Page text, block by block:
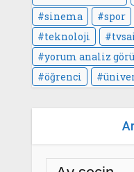
sinema
spor
teknoloji
yorum analiz
öğrenci